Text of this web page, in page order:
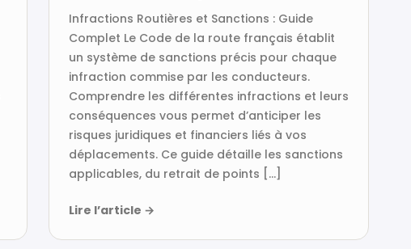
Infractions Routières et Sanctions : Guide
Complet Le Code de la route français établit
un système de sanctions précis pour chaque
infraction commise par les conducteurs.
Comprendre les différentes infractions et leurs
conséquences vous permet d’anticiper les
risques juridiques et financiers liés à vos
déplacements. Ce guide détaille les sanctions
applicables, du retrait de points […]
Lire l’article →